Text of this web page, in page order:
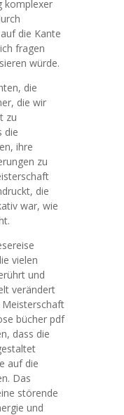
komplexer
die Kante
fragen
würde.
die
die wir
zu
die
ihre
zu
die
war, wie
vielen
und
verändert
bücher pdf
dass die
auf die
Das
störende
und